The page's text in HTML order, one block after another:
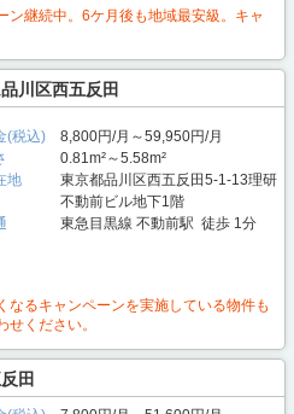
ン継続中。6ケ月後も地域最安級。キャ
川区西五反田
(税込)
8,800円/月～59,950円/月
0.81m²～5.58m²
地
東京都品川区西五反田5-1-13理研
不動前ビル地下1階
東急目黒線 不動前駅 徒歩 1分
なるキャンペーンを実施している物件も
せください。
田